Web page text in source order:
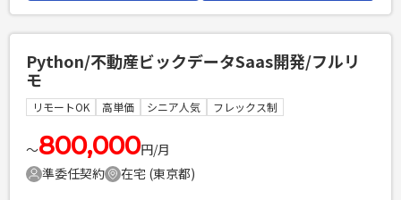
ユーザーとの定例会参加 ・メールによる顧客問い合わせ対応
・上記に付随する簡易的な技術調査 -システムログ確認 -
Python(Django)テンプレートの改修業務 技術環境： 言語：
Python,JavaScript フレームワーク：Django,jQuery,React
DB： MySQL(MariaDB) テストツール：Autify,PyUnit OS：
Linux,AWS その他：Git,Redmine
Python/不動産ビックデータSaas開発/フルリ
モ
リモートOK 高単価 シニア人気 フレックス制
〜800,000円/月
準委任契約
在宅 (東京都)